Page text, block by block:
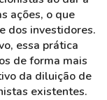
ações, o que
dos investidores.
essa prática
de forma mais
da diluição de
existentes.